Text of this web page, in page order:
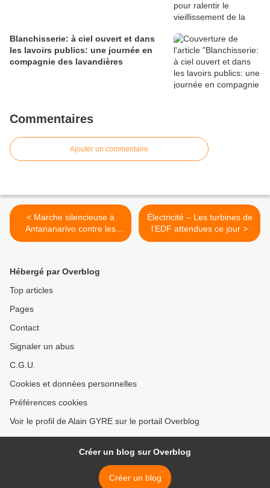
Blanchisserie: à ciel ouvert et dans
les lavoirs publics: une journée en
compagnie des lavandières
Commentaires
Ajouter un commentaire
< Marche silencieuse à
Antananarivo contre les
chauffards
Électricité – Les turbines de
l’EDF attendues ce jour >
Hébergé par Overblog
Top articles
Pages
Contact
Signaler un abus
C.G.U.
Cookies et données personnelles
Préférences cookies
Voir le profil de Alain GYRE sur le portail Overblog
Créer un blog sur Overblog
Créer un blog